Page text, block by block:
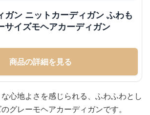
ガン ニットカーディガン ふわも
サイズモヘアカーディガン
商品の詳細を見る
心地よさを感じられる、ふわふわとし
グレーモヘアカーディガンです。